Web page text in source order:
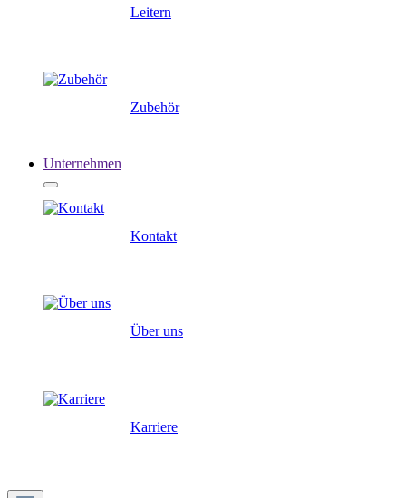
Leitern
Zubehör
Unternehmen
Kontakt
Über uns
Karriere